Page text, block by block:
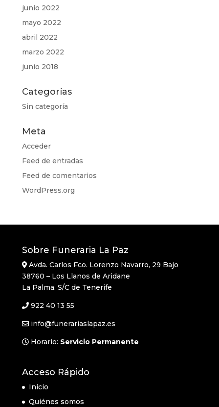
junio 2022
mayo 2022
abril 2022
marzo 2022
junio 2018
Categorías
Sin categoría
Meta
Acceder
Feed de entradas
Feed de comentarios
WordPress.org
Sobre Funeraria La Paz
Avda. Carlos Fco. Lorenzo Navarro, 29 Bajo
38760 – Los Llanos de Aridane
La Palma. S/C de Tenerife
922 40 13 55
info@funerariaslapaz.es
Horario: Servicio Permanente
Acceso Rápido
Inicio
Quiénes somos